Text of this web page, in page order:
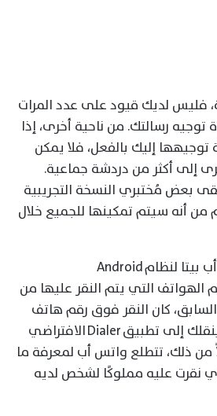
فليس لديك قيود على عدد المرات
رسالتك. من ناحية أخرى، إذا
إليك بالفعل، فلا يمكن
إلى أكثر من دردشة جماعية.
بعض مُختبري النسخة التجريبية
أنه سيتم تمكينها للجميع خلال
ويتضمن تحديث واتس أب بيتا لنظام Android
لأرقام الهواتف التي يتم النقر عليها من
كان النقر فوق رقم هاتف
في فقاعة محادثة سينقلك إلى تطبيق Dialer الافتراضي
من ذلك، تتطلع واتس أب لمعرفة ما
نقرت عليه مملوكًا لشخص لديه